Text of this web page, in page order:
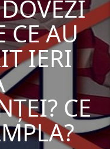
CE AU
IERI
CE